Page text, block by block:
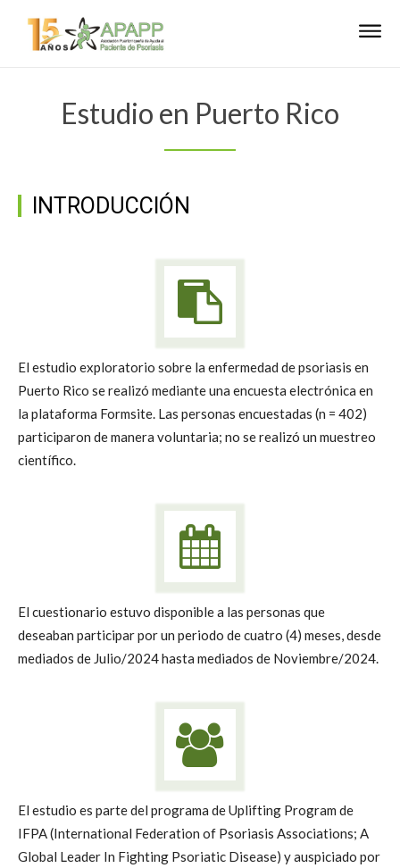
Estudio en Puerto Rico
INTRODUCCIÓN
El estudio exploratorio sobre la enfermedad de psoriasis en
Puerto Rico se realizó mediante una encuesta electrónica en
la plataforma Formsite. Las personas encuestadas (n = 402)
participaron de manera voluntaria; no se realizó un muestreo
científico.
El cuestionario estuvo disponible a las personas que
deseaban participar por un periodo de cuatro (4) meses, desde
mediados de Julio/2024 hasta mediados de Noviembre/2024.
El estudio es parte del programa de Uplifting Program de
IFPA (International Federation of Psoriasis Associations; A
Global Leader In Fighting Psoriatic Disease) y auspiciado por